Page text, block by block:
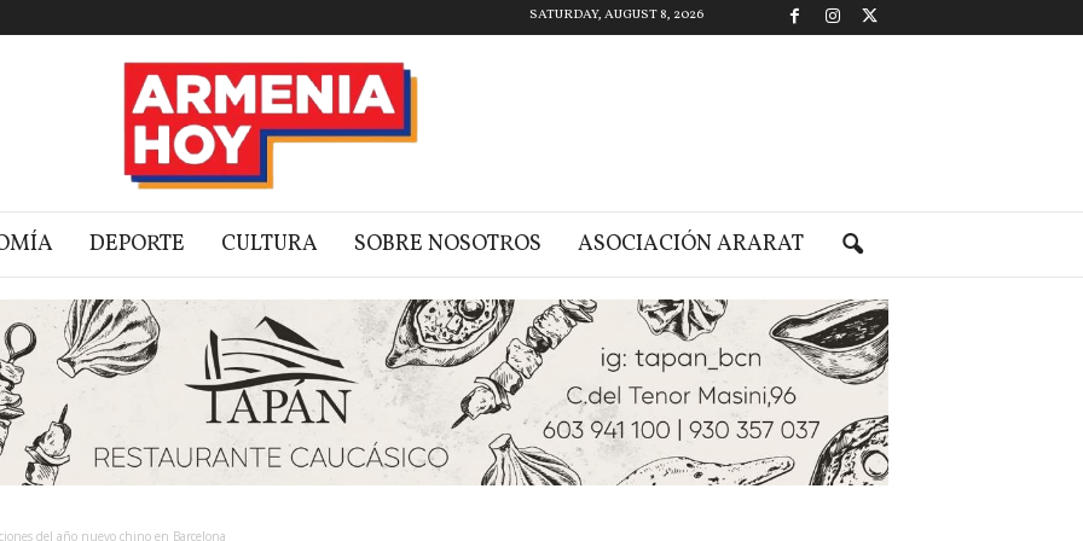
SATURDAY, AUGUST 8, 2026
DEPORTE CULTURA SOBRE NOSOTROS ASOCIACIÓN ARARAT
del año nuevo chino en Barcelona